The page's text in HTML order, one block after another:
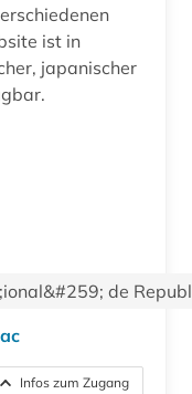
ist in
japanischer
de
Infos zum Zugang